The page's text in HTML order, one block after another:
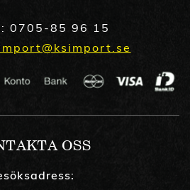
0705-85 96 15
OSS